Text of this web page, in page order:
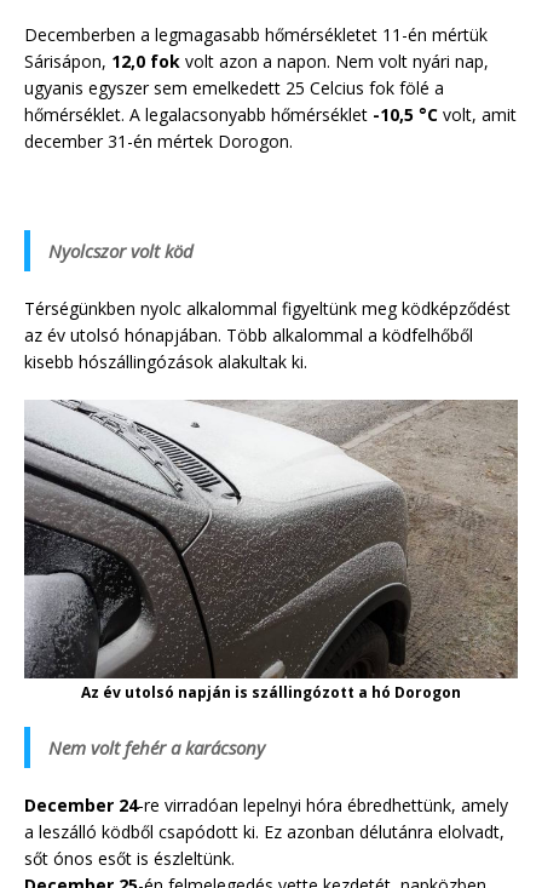
Decemberben a legmagasabb hőmérsékletet 11-én mértük
Sárisápon, 12,0 fok volt azon a napon. Nem volt nyári nap,
ugyanis egyszer sem emelkedett 25 Celcius fok fölé a
hőmérséklet. A legalacsonyabb hőmérséklet -10,5 °C volt, amit
december 31-én mértek Dorogon.
Nyolcszor volt köd
Térségünkben nyolc alkalommal figyeltünk meg ködképződést
az év utolsó hónapjában. Több alkalommal a ködfelhőből
kisebb hószállingózások alakultak ki.
Az év utolsó napján is szállingózott a hó Dorogon
Nem volt fehér a karácsony
December 24-re virradóan lepelnyi hóra ébredhettünk, amely
a leszálló ködből csapódott ki. Ez azonban délutánra elolvadt,
sőt ónos esőt is észleltünk.